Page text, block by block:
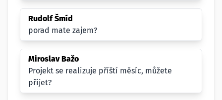
Rudolf Šmíd
porad mate zajem?
Miroslav Bažo
Projekt se realizuje příští měsíc, můžete
přijet?